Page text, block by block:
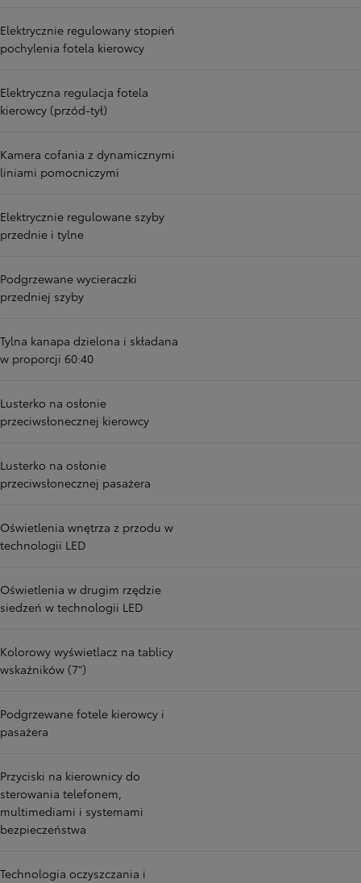
Elektrycznie regulowany stopień
pochylenia fotela kierowcy
Elektryczna regulacja fotela
kierowcy (przód-tył)
Kamera cofania z dynamicznymi
liniami pomocniczymi
Elektrycznie regulowane szyby
przednie i tylne
Podgrzewane wycieraczki
przedniej szyby
Tylna kanapa dzielona i składana
w proporcji 60:40
Lusterko na osłonie
przeciwsłonecznej kierowcy
Lusterko na osłonie
przeciwsłonecznej pasażera
Oświetlenia wnętrza z przodu w
technologii LED
Oświetlenia w drugim rzędzie
siedzeń w technologii LED
Kolorowy wyświetlacz na tablicy
wskaźników (7")
Podgrzewane fotele kierowcy i
pasażera
Przyciski na kierownicy do
sterowania telefonem,
multimediami i systemami
bezpieczeństwa
Technologia oczyszczania i